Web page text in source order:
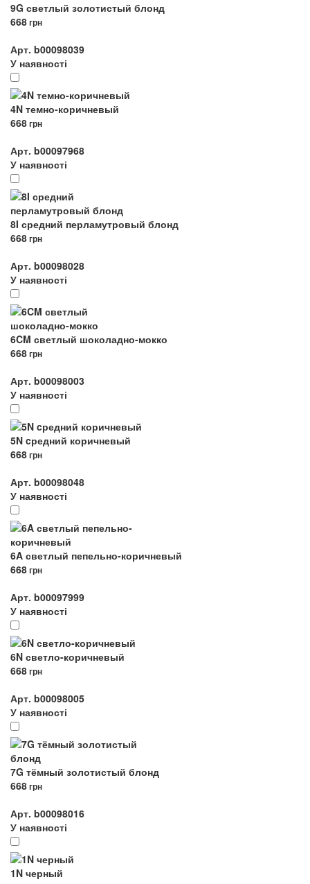
9G светлый золотистый блонд
668грн
Арт. b00098039
У наявності
4N темно-коричневый
668грн
Арт. b00097968
У наявності
8I средний перламутровый блонд
668грн
Арт. b00098028
У наявності
6CM светлый шоколадно-мокко
668грн
Арт. b00098003
У наявності
5N cредний коричневый
668грн
Арт. b00098048
У наявності
6A светлый пепельно-коричневый
668грн
Арт. b00097999
У наявності
6N светло-коричневый
668грн
Арт. b00098005
У наявності
7G тёмный золотистый блонд
668грн
Арт. b00098016
У наявності
1N черный